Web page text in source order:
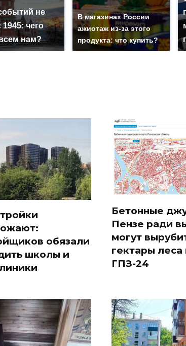
не
чего
нам?
В магазинах России
ажиотаж из-за этого
продукта: что купить?
обязали
школы и
Бетонные
Пензе ради
могут
гектары леса
ГПЗ-24